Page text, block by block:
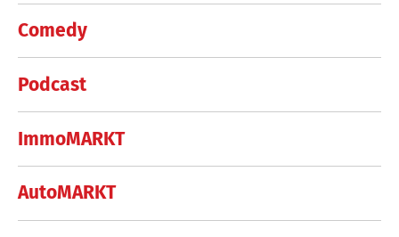
Comedy
Podcast
ImmoMARKT
AutoMARKT